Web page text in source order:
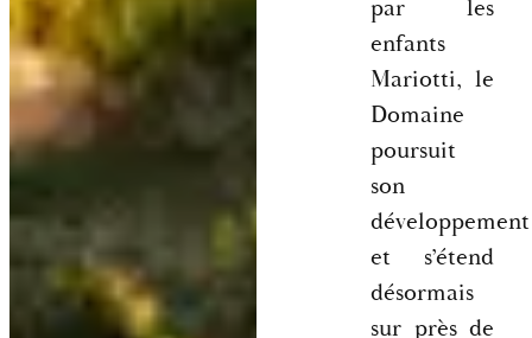
par les
enfants
Mariotti, le
Domaine
poursuit
son
développement
et s’étend
désormais
sur près de